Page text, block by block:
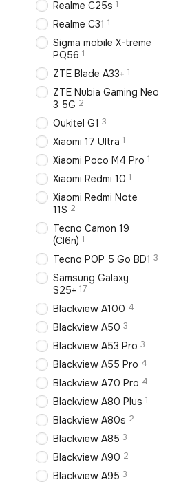
Realme C25s 1
Realme C31 1
Sigma mobile X-treme
PQ56 1
ZTE Blade A33+ 1
ZTE Nubia Gaming Neo
3 5G 2
Oukitel G1 3
Xiaomi 17 Ultra 1
Xiaomi Poco M4 Pro 1
Xiaomi Redmi 10 1
Xiaomi Redmi Note
11S 2
Tecno Camon 19
(CI6n) 1
Tecno POP 5 Go BD1 3
Samsung Galaxy
S25+ 17
Blackview A100 4
Blackview A50 3
Blackview A53 Pro 3
Blackview A55 Pro 4
Blackview A70 Pro 4
Blackview A80 Plus 1
Blackview A80s 2
Blackview A85 3
Blackview A90 2
Blackview A95 3